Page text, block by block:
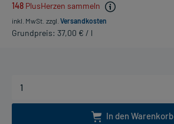
148 PlusHerzen sammeln
inkl. MwSt. zzgl. Versandkosten
Grundpreis: 37,00 € / l
In den Warenkorb